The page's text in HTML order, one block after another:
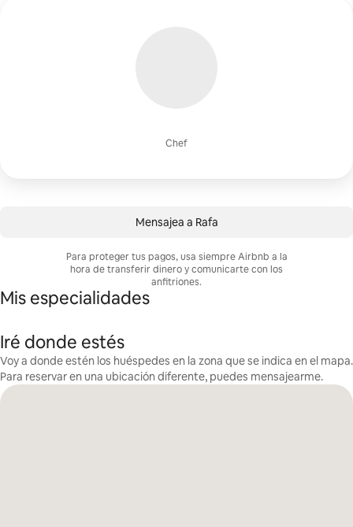
Chef
Mensajea a Rafa
Para proteger tus pagos, usa siempre Airbnb a la
hora de transferir dinero y comunicarte con los
anfitriones.
Mis especialidades
Iré donde estés
Voy a donde estén los huéspedes en la zona que se indica en el mapa.
Para reservar en una ubicación diferente, puedes mensajearme.